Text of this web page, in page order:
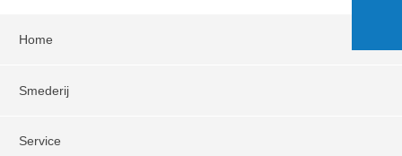
Home
Smederij
Service